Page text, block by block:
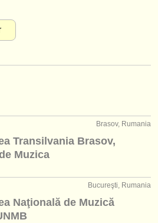
Brasov, Rumania
Transilvania Brasov,
Muzica
Bucureşti, Rumania
Naţională de Muzică